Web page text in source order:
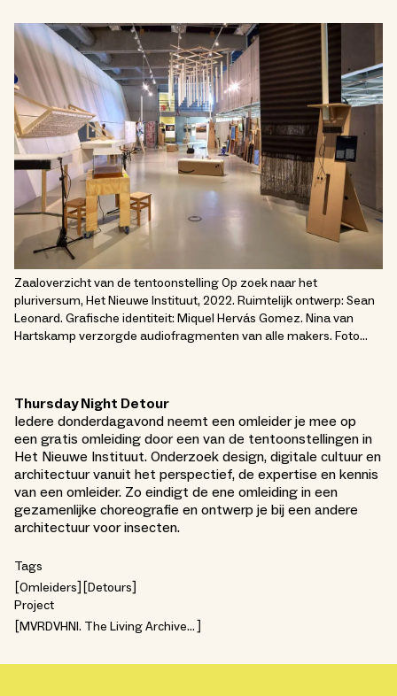
Zaaloverzicht van de tentoonstelling Op zoek naar het
pluriversum, Het Nieuwe Instituut, 2022. Ruimtelijk ontwerp: Sean
Leonard. Grafische identiteit: Miquel Hervás Gomez. Nina van
Hartskamp verzorgde audiofragmenten van alle makers. Foto…
Thursday Night Detour
Iedere donderdagavond neemt een omleider je mee op
een gratis omleiding door een van de tentoonstellingen in
Het Nieuwe Instituut. Onderzoek design, digitale cultuur en
architectuur vanuit het perspectief, de expertise en kennis
van een omleider. Zo eindigt de ene omleiding in een
gezamenlijke choreografie en ontwerp je bij een andere
architectuur voor insecten.
Tags
Omleiders
Detours
Project
MVRDVHNI. The Living Archive